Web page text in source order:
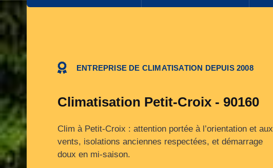
ENTREPRISE DE CLIMATISATION DEPUIS 2008
Climatisation Petit-Croix - 90160
Clim à Petit‑Croix : attention portée à l’orientation et aux
vents, isolations anciennes respectées, et démarrage
doux en mi‑saison.